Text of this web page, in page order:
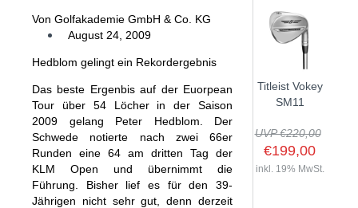
Bennington Waterproof QO14 Sport Cartbag
SHOP
Von Golfakademie GmbH & Co. KG
August 24, 2009
Hedblom gelingt ein Rekordergebnis
Das beste Ergenbis auf der Euorpean
Tour über 54 Löcher in der Saison
2009 gelang Peter Hedblom. Der
Schwede notierte nach zwei 66er
Runden eine 64 am dritten Tag der
KLM Open und übernimmt die
Führung. Bisher lief es für den 39-
Jährigen nicht sehr gut, denn derzeit
Titleist Vokey
SM11
UVP €220,00
€199,00
inkl. 19% MwSt.